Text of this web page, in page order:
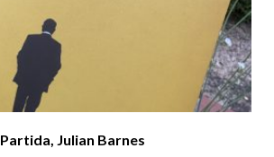
Partida, Julian Barnes